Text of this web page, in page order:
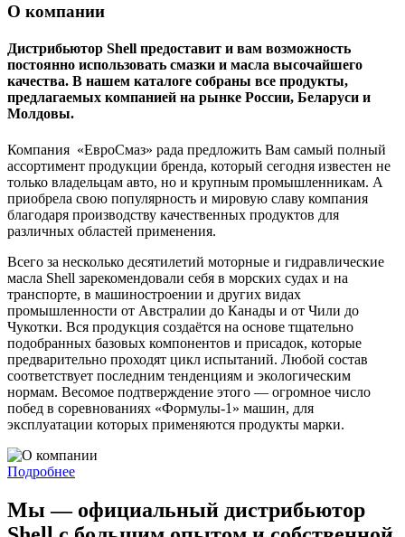
О компании
Дистрибьютор Shell предоставит и вам возможность
постоянно использовать смазки и масла высочайшего
качества. В нашем каталоге собраны все продукты,
предлагаемых компанией на рынке России, Беларуси и
Молдовы.
Компания «ЕвроСмаз» рада предложить Вам самый полный
ассортимент продукции бренда, который сегодня известен не
только владельцам авто, но и крупным промышленникам. А
приобрела свою популярность и мировую славу компания
благодаря производству качественных продуктов для
различных областей применения.
Всего за несколько десятилетий моторные и гидравлические
масла Shell зарекомендовали себя в морских судах и на
транспорте, в машиностроении и других видах
промышленности от Австралии до Канады и от Чили до
Чукотки. Вся продукция создаётся на основе тщательно
подобранных базовых компонентов и присадок, которые
предварительно проходят цикл испытаний. Любой состав
соответствует последним тенденциям и экологическим
нормам. Весомое подтверждение этого — огромное число
побед в соревнованиях «Формулы-1» машин, для
эксплуатации которых применяются продукты марки.
Подробнее
Мы — официальный дистрибьютор